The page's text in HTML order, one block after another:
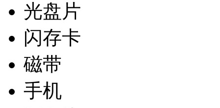
光盘片
闪存卡
磁带
手机